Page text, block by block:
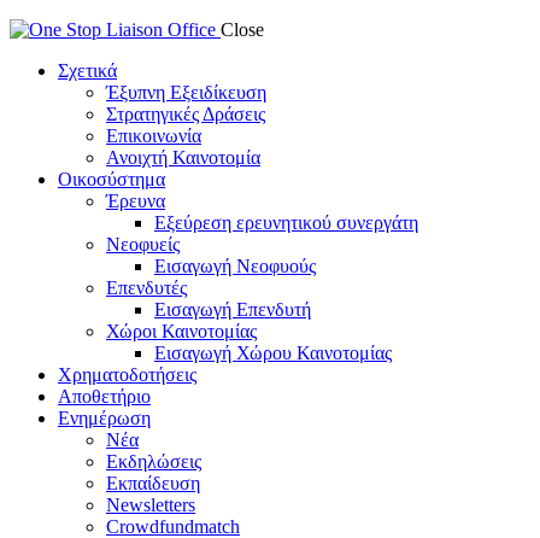
Close
Σχετικά
Έξυπνη Εξειδίκευση
Στρατηγικές Δράσεις
Επικοινωνία
Ανοιχτή Καινοτομία
Οικοσύστημα
Έρευνα
Εξεύρεση ερευνητικού συνεργάτη
Νεοφυείς
Εισαγωγή Νεοφυούς
Επενδυτές
Εισαγωγή Επενδυτή
Χώροι Καινοτομίας
Εισαγωγή Χώρου Καινοτομίας
Χρηματοδοτήσεις
Αποθετήριο
Ενημέρωση
Νέα
Εκδηλώσεις
Εκπαίδευση
Newsletters
Crowdfundmatch